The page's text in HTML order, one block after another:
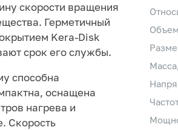
скорости вращения
Герметичный
Kera-Disk
срок его службы.
способна
оснащена
нагрева и
Скорость